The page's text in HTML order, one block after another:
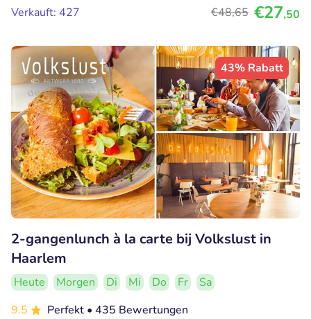
Verkauft: 427
€48,65 €27,50
43% Rabatt
2-gangenlunch à la carte bij Volkslust in
Haarlem
Heute Morgen Di Mi Do Fr
Sa
9.5
Perfekt • 435 Bewertungen